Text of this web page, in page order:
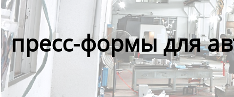
пресс-формы для